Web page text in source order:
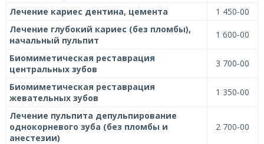
Лечение кариес дентина, цемента
1 450-00
Лечение глубокий кариес (без пломбы),
начальный пульпит
1 600-00
Биомиметическая реставрация
центральных зубов
3 700-00
Биомиметическая реставрация
жевательных зубов
1 350-00
Лечение пульпита депульпирование
однокорневого зуба (без пломбы и
анестезии)
2 700-00